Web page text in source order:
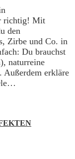
richtig! Mit
den
Zirbe und Co. in
Du brauchst
naturreine
Außerdem erkläre